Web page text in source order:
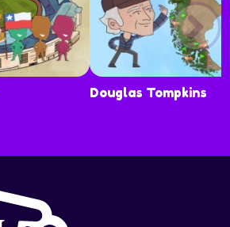
Douglas Tompkins